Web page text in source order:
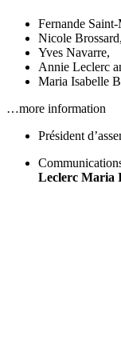
Fernande
Nicole Brossard,
Yves Navarre,
Annie Leclerc
Maria Isabelle
…more information
Président
Leclerc Maria